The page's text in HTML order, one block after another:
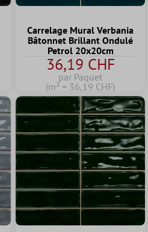
Carrelage Mural Verbania
Bâtonnet Brillant Ondulé
Petrol 20x20cm
36,19 CHF
par Paquet
(m² = 36,19 CHF)